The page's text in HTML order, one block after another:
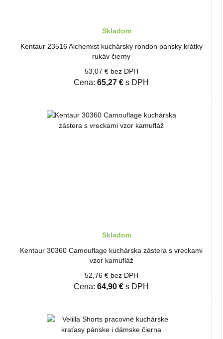
Skladom
Kentaur 23516 Alchemist kuchársky rondon pánsky krátky
rukáv čierny
53,07 € bez DPH
Cena: 65,27 € s DPH
Skladom
Kentaur 30360 Camouflage kuchárska zástera s vreckami
vzor kamufláž
52,76 € bez DPH
Cena: 64,90 € s DPH